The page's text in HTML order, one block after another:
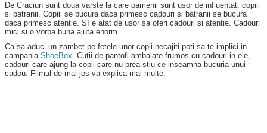
De Craciun sunt doua varste la care oamenii sunt usor de influentat: copiii
si batranii. Copiii se bucura daca primesc cadouri si batranii se bucura
daca primesc atentie. SI e atat de usor sa oferi cadouri si atentie. Cadouri
mici si o vorba buna ajuta enorm.
Ca sa aduci un zambet pe fetele unor copii necajiti poti sa te implici in
campania ShoeBox. Cutii de pantofi ambalate frumos cu cadouri in ele,
cadouri care ajung la copii care nu prea stiu ce inseamna bucuria unui
cadou. Filmul de mai jos va explica mai multe: